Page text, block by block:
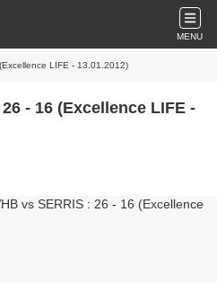
MENU
LIFE - 13.01.2012)
- 16 (Excellence LIFE -